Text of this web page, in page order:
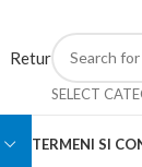
Retur
SELECT
TERMENI SI